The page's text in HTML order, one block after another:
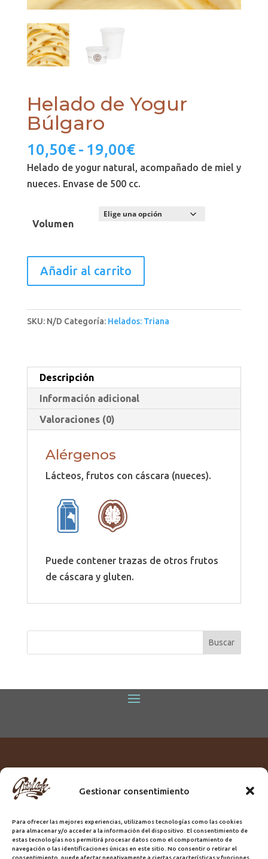
Gestionar consentimiento
Para ofrecer las mejores experiencias, utilizamos tecnologías como las cookies
para almacenar y/o acceder a la información del dispositivo. El consentimiento de
estas tecnologías nos permitirá procesar datos como el comportamiento de
navegación o las identificaciones únicas en este sitio. No consentir o retirar el
consentimiento, puede afectar negativamente a ciertas características y funciones.
Helado de Yogur
Búlgaro
10,50€- 19,00€Rango
de
precios:
10,50€
Helado de yogur natural, acompañado de miel y
nueces. Envase de 500 cc.
Volumen
Búlgaro
cantidad
Añadir al carrito
SKU: N/D Categoría: Helados: Triana
Descripción
Información adicional
Valoraciones (0)
Alérgenos
Lácteos, frutos con cáscara (nueces).
Puede contener trazas de otros frutos
de cáscara y gluten.
Titular:
ROME GUIRLACHE SL.
Domicilio:Calle Triana, 68
Ciudad:Las Palmas de Gran Canaria
Registro Sanitario:GC/20/PH/7192